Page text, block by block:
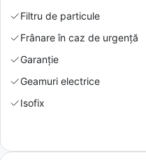
Filtru de particule
Frânare în caz de urgență
Garanție
Geamuri electrice
Isofix